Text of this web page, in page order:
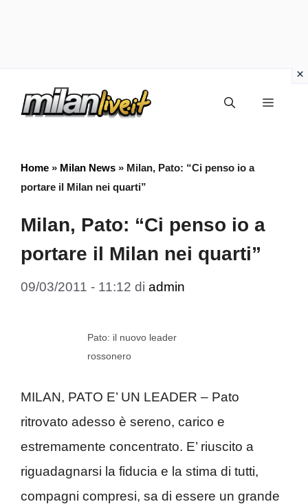
Menu
Home » Milan News » Milan, Pato: “Ci penso io a
portare il Milan nei quarti”
Milan, Pato: “Ci penso io a
portare il Milan nei quarti”
09/03/2011 - 11:12 di admin
Pato: il nuovo leader
rossonero
MILAN, PATO E’ UN LEADER – Pato
ritrovato adesso è sereno, carico e
estremamente concentrato. E’ riuscito a
riguadagnarsi la fiducia e la stima di tutti,
compagni compresi, sa di essere un grande